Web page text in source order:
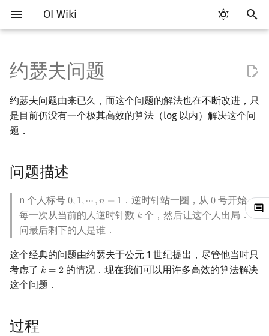
OI Wiki
入
开
始
索
Getting Started
关于本项目
OI Wiki 不是什么
格式手册
数学符号表
F.A.Q.
镜像站列表
致谢
比赛相关简介
赛事 ICPC/CCPC 赛事与赛制
交互题
学习路线
学习资源
技巧
分段打表
出题
工具软件简介
代码编辑工具 Emacs
Eclipse
Kate
Arbiter
Lemon
命令行
命令行编译与调试
编译器
WSL (Windows 10)
Special Judge
Testlib
通用
Interactor
语言基础简介
C++ 基础 C++ 语法基础
流程控制语句
函数
STL 容器
string
C++ 进阶
命名空间
引用
新版 C++ 特性
C++ 与其他常用语言的区别
Pascal 转 C++ 急救
Python 速成
Java 速成
Java 进阶
算法基础简介
复杂度 均摊复杂度
模拟
递归 & 分治
贪心
排序
选择排序
计数排序
快速排序
前缀和 & 差分
二分
搜索部分简介
DFS（搜索）
双向搜索
启发式搜索
迭代加深搜索
IDA*
回溯法
动态规划部分简介
动态规划基础
背包 DP
区间 DP
DAG 上的 DP
树形 DP
状压 DP
数位 DP
单调队列/单调栈优化
Slope Trick 优化
状态设计优化
字符串部分简介
字符串基础
字符串匹配
字符串哈希
字典树 (Trie)
前缀函数与 KMP 算法
Boyer–Moore 算法
Z 函数（扩展 KMP）
最优原地后缀排序算法
数学部分简介
布尔代数 进位制
位操作
二进制集合操作
高精度计算
快速幂
置换和排列
弧度制与坐标系
模算术简介
欧拉函数
分解质因数
代数基本定理
快速沃尔什变换
多项式牛顿迭代
抽屉原理
错位排列
斯特林数
向量
初等变换
线性空间
单纯形法
群论
Schreier–Sims 算法
条件概率与独立性
概率不等式
公平组合游戏
数值积分
数据结构部分简介
栈
链表
哈希表
并查集
并查集复杂度
堆
二叉堆
块状数据结构
块状数组
Sqrt Tree
单调栈
线段树合并 & 分裂
区间最值操作 & 区间历史
值
Treap
替罪羊树
Size Balanced Tree
可持久化线段树
可持久化字典树
平衡树套线段树
分块套树状数组
全局平衡二叉树
图论部分简介
图论相关概念
DFS（图论）
BFS（图论）
树上问题
树的直径
最近公共祖先
树上启发式合并
有向无环图
拓扑排序
最短路问题
差分约束
最小树形图
双连通分量
点/边连通度
最大流
上下界网络流
二分图最大匹配
一般图最大权匹配
计算几何部分简介
二维计算几何基础
距离
Pick 定理
三角剖分
凸包
扫描线
旋转卡壳
离线算法简介
CDQ 分治
莫队算法
普通莫队算法
回滚莫队
莫队二次离线
随机函数
随机化技巧
模拟退火
问题描述
过程
简单优化
线性算法
对数算法
RMQ
并查集应用
线段树与离线询问
约瑟夫问题
约瑟夫问题由来已久，而这个问题的解法也在不断改进，只
是目前仍没有一个极其高效的算法（log 以内）解决这个问
题．
问题描述
n 个人标号 0, 1, ⋯,𝑛 − 1
0, 1,⋯, n −1 ．逆时针站一圈，从 0
0号开始，
每一次从当前的人逆时针数 𝑘
k 个，然后让这个人出局．
问最后剩下的人是谁．
这个经典的问题由约瑟夫于公元 1 世纪提出，尽管他当时只
考虑了 𝑘 = 2
k =2
的情况．现在我们可以用许多高效的算法解决
这个问题．
过程